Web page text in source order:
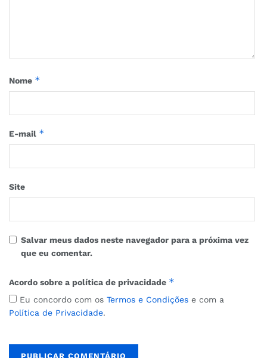
Nome *
E-mail *
Site
Salvar meus dados neste navegador para a próxima vez
que eu comentar.
Acordo sobre a política de privacidade *
Eu concordo com os Termos e Condições e com a
Política de Privacidade.